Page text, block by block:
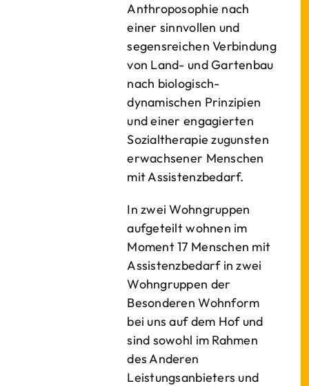
Anthroposophie nach
einer sinnvollen und
segensreichen Verbindung
von Land- und Gartenbau
nach biologisch-
dynamischen Prinzipien
und einer engagierten
Sozialtherapie zugunsten
erwachsener Menschen
mit Assistenzbedarf.
In zwei Wohngruppen
aufgeteilt wohnen im
Moment 17 Menschen mit
Assistenzbedarf in zwei
Wohngruppen der
Besonderen Wohnform
bei uns auf dem Hof und
sind sowohl im Rahmen
des Anderen
Leistungsanbieters und